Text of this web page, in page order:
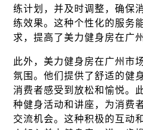
练计划，并及时调整，确保
练效果。这种个性化的服务
求，提高了美力健身房在广
此外，美力健身房在广州市
氛围。他们提供了舒适的健
消费者感受到放松和愉悦。
种健身活动和讲座，为消费
交流机会。这种积极的互动